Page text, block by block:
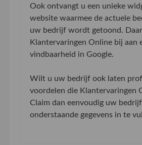
Ook ontvangt u een unieke
website waarmee de actuele
uw bedrijf wordt getoond.
Klantervaringen Online bij aan
vindbaarheid in Google.
Wilt u uw bedrijf ook laten
voordelen die Klantervaringen
Claim dan eenvoudig uw
onderstaande gegevens in te